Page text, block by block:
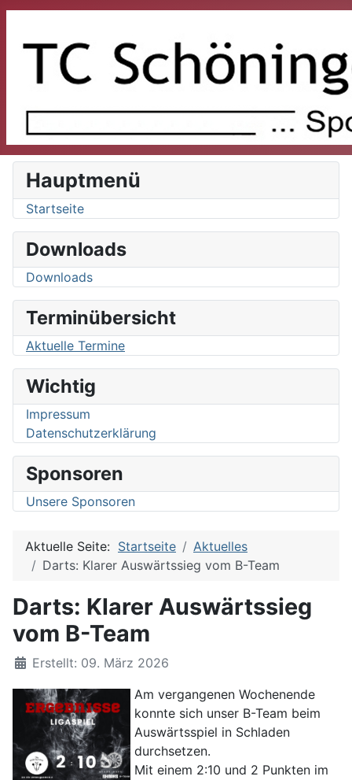
Hauptmenü
Startseite
Downloads
Downloads
Terminübersicht
Aktuelle Termine
Wichtig
Impressum
Datenschutzerklärung
Sponsoren
Unsere Sponsoren
Aktuelle Seite: Startseite
Aktuelles
Darts: Klarer Auswärtssieg vom B-Team
Darts: Klarer Auswärtssieg
vom B-Team
DetailsErstellt: 09. März 2026
Am vergangenen Wochenende
konnte sich unser B-Team beim
Auswärtsspiel in Schladen
durchsetzen.
Mit einem 2:10 und 2 Punkten im